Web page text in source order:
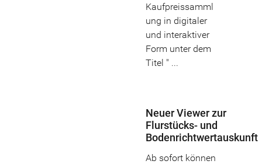
Kaufpreissamml
ung in digitaler
und interaktiver
Form unter dem
Titel " ...
Neuer Viewer zur
Flurstücks- und
Bodenrichtwertauskunft
Ab sofort können